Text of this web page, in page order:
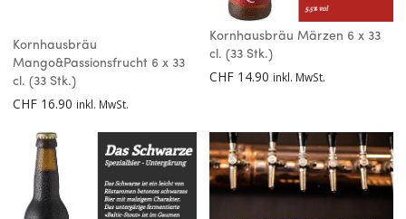
Kornhausbräu
Mango&Passionsfrucht 6 x 33
cl. (33 Stk.)
CHF 16.90 inkl. MwSt.
Kornhausbräu Märzen 6 x 33
cl. (33 Stk.)
CHF 14.90 inkl. MwSt.